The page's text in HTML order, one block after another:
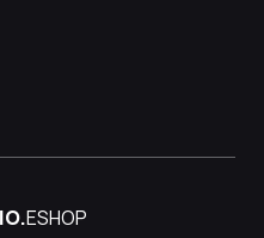
ESHOP